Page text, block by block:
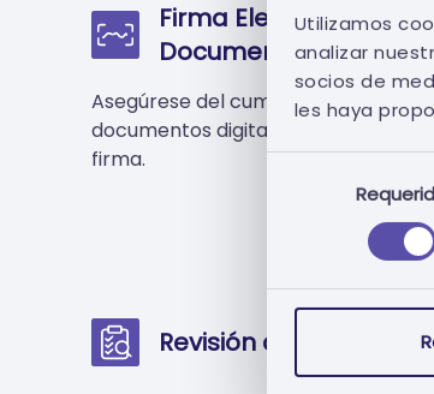
Utilizamos
analizar
socios de
les haya
consentimiento
Firma Electrónica de
Documentos
Asegúrese del cumplimiento legal
documentos digitales con nuestra
firma.
Revisión de la Oferta